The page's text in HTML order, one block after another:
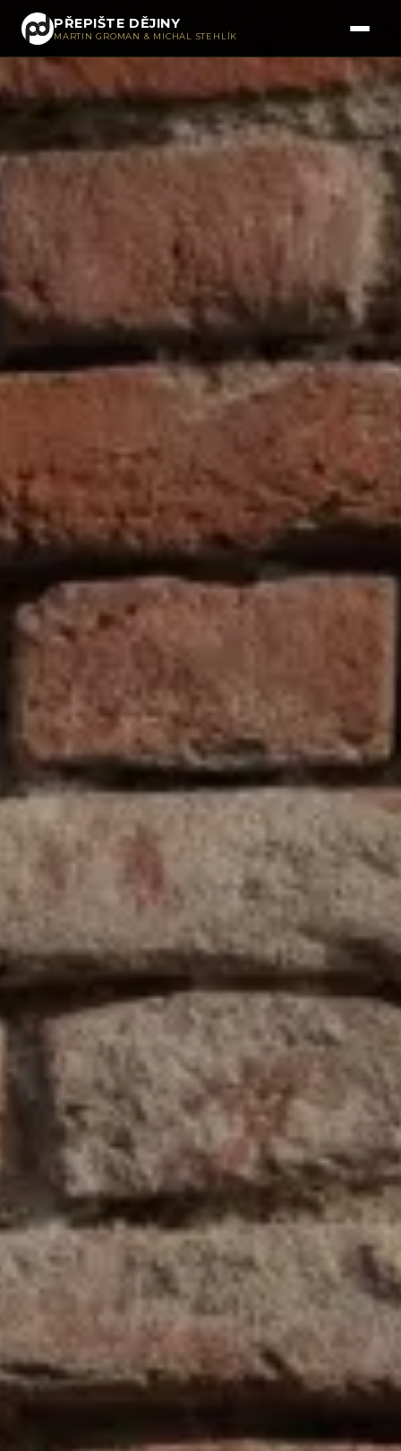
PŘEPIŠTE DĚJINY
MARTIN GROMAN & MICHAL STEHLÍK